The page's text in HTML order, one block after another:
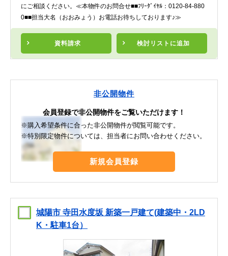
資料請求 検討リスト に追加
にご相談ください。≪本物件のお問合せ■■ﾌﾘｰﾀﾞｲﾔﾙ：0120-84-880
0■■担当大名（おおみょう）お電話お待ちしております♪≫
非公開物件
会員登録で非公開物件をご覧いただけます！
※購入希望条件に合った非公開物件が閲覧可能です。
※特別限定物件については、担当者にお問い合わせください。
新規会員登録
城陽市 寺田水度坂 新築一戸建て(建築中・2LD
K・駐車1台）